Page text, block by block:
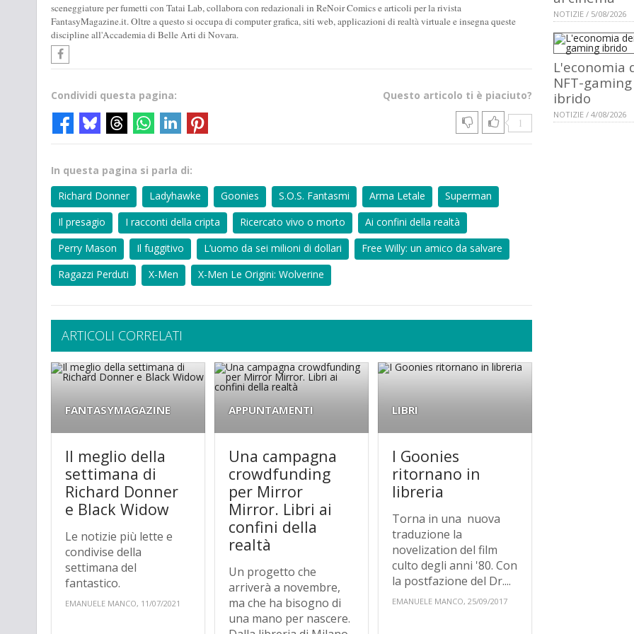
sceneggiature per fumetti con Tatai Lab, collabora con redazionali in ReNoir Comics e articoli per la rivista
FantasyMagazine.it. Oltre a questo si occupa di computer grafica, siti web, applicazioni di realtà virtuale e insegna queste
discipline all'Accademia di Belle Arti di Novara.
Questo articolo ti è piaciuto?
1
Condividi questa pagina:
In questa pagina si parla di:
Richard Donner
Ladyhawke Goonies S.O.S. Fantasmi Arma Letale
Superman
Il presagio
I racconti della cripta Ricercato vivo o morto
Ai confini della realtà
Perry Mason
Il fuggitivo L’uomo da sei milioni di dollari
Free Willy: un amico da salvare
Ragazzi Perduti
X-Men X-Men Le Origini: Wolverine
ARTICOLI CORRELATI
FANTASYMAGAZINE
Il meglio della
settimana di
Richard Donner
e Black Widow
Le notizie più lette e
condivise della
settimana del
fantastico.
EMANUELE MANCO, 11/07/2021
APPUNTAMENTI
Una campagna
crowdfunding
per Mirror
Mirror. Libri ai
confini della
realtà
Un progetto che
arriverà a novembre,
ma che ha bisogno di
una mano per nascere.
LIBRI
I Goonies
ritornano in
libreria
Torna in una nuova
traduzione la
novelization del film
culto degli anni '80. Con
la postfazione del Dr....
EMANUELE MANCO, 25/09/2017
NOTIZIE / 5/08/2026
L'economia
NFT-gaming
ibrido
NOTIZIE / 4/08/2026